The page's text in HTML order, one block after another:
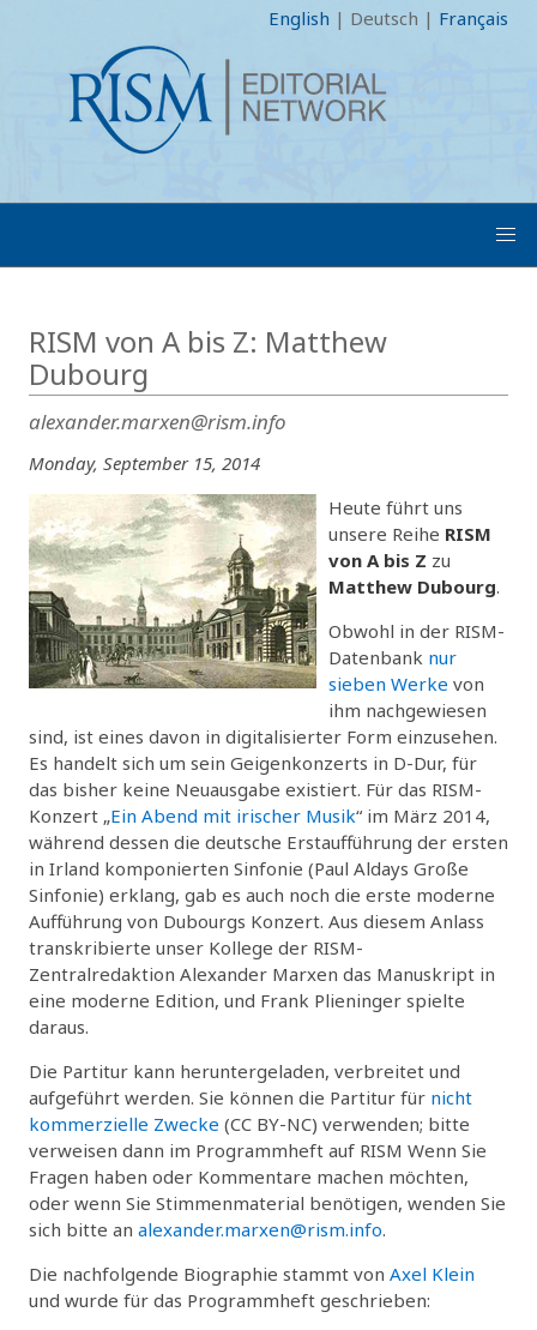
English | Deutsch | Français
RISM von A bis Z: Matthew
Dubourg
alexander.marxen@rism.info
Monday, September 15, 2014
Heute führt uns
unsere Reihe RISM
von A bis Z zu
Matthew Dubourg.
Obwohl in der RISM-
Datenbank nur
sieben Werke von
ihm nachgewiesen
sind, ist eines davon in digitalisierter Form einzusehen.
Es handelt sich um sein Geigenkonzerts in D-Dur, für
das bisher keine Neuausgabe existiert. Für das RISM-
Konzert „Ein Abend mit irischer Musik“ im März 2014,
während dessen die deutsche Erstaufführung der ersten
in Irland komponierten Sinfonie (Paul Aldays Große
Sinfonie) erklang, gab es auch noch die erste moderne
Aufführung von Dubourgs Konzert. Aus diesem Anlass
transkribierte unser Kollege der RISM-
Zentralredaktion Alexander Marxen das Manuskript in
eine moderne Edition, und Frank Plieninger spielte
daraus.
Die Partitur kann heruntergeladen, verbreitet und
aufgeführt werden. Sie können die Partitur für nicht
kommerzielle Zwecke (CC BY-NC) verwenden; bitte
verweisen dann im Programmheft auf RISM Wenn Sie
Fragen haben oder Kommentare machen möchten,
oder wenn Sie Stimmenmaterial benötigen, wenden Sie
sich bitte an alexander.marxen@rism.info.
Die nachfolgende Biographie stammt von Axel Klein
und wurde für das Programmheft geschrieben: